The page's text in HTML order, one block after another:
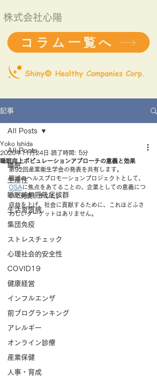
株式会社心陽
コラム一覧へ
記事
All Posts
睡眠
生産性
睡眠時無呼吸症候群
生活習慣病
集団免疫
ストレスチェック
心理社会的安全性
COVID19
健康経営
インフルエンザ
前ブログランキング
アレルギー
オンライン診療
産業保健
人事・育成
All Posts
睡眠向上ポピュレーションアプローチの意義と効果
Yoko Ishida
2020年11月24日 読了時間: 5分
第92回産業衛生学会の発表を共有します。
職域のヘルスプロモーションプロジェクトとして、
OSAに焦点をあてることの、企業としての意義につ
いて発表しました。
収益を上げ、社会に貢献するために、これほどふさ
わしいターゲットはありません。